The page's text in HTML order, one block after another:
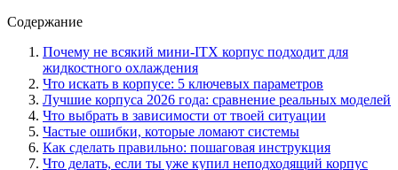
Содержание
Почему не всякий мини-ITX корпус подходит для
жидкостного охлаждения
Что искать в корпусе: 5 ключевых параметров
Лучшие корпуса 2026 года: сравнение реальных моделей
Что выбрать в зависимости от твоей ситуации
Частые ошибки, которые ломают системы
Как сделать правильно: пошаговая инструкция
Что делать, если ты уже купил неподходящий корпус